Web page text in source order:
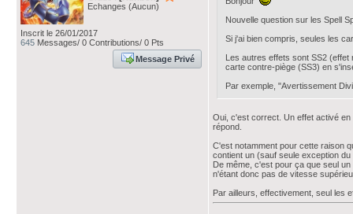
Echanges (Aucun)
Inscrit le 26/01/2017
645 Messages/ 0 Contributions/ 0 Pts
Message Privé
Nouvelle question sur les Spell
Si j'ai bien compris, seules les
Les autres effets sont SS2
carte contre-piège (SS3) en
Par exemple, "Avertissement
Oui, c'est correct. Un effet activé
répond.
C'est notamment pour cette raison
contient un (sauf seule exception
De même, c'est pour ça que seul
n'étant donc pas de vitesse
Par ailleurs, effectivement, seul les